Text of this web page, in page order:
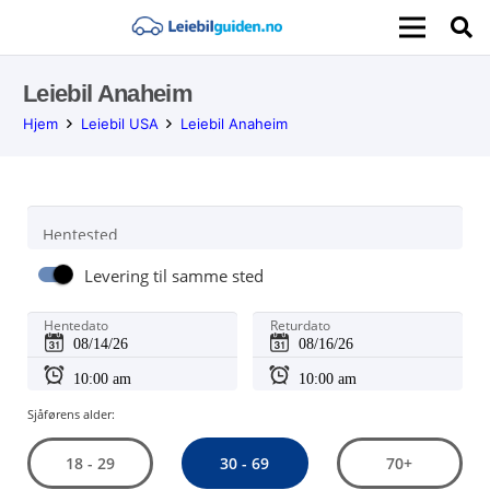
Leiebil Anaheim
Hjem Leiebil USA Leiebil Anaheim
Hentested
Levering til samme sted
Hentedato Returdato
Sjåførens alder:
18 - 29 30 - 69 70+